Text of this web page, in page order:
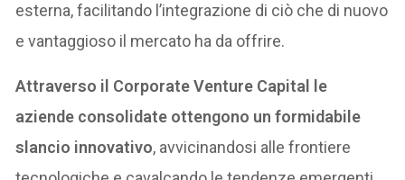
esterna, facilitando l’integrazione di ciò che di nuovo
e vantaggioso il mercato ha da offrire.
Attraverso il Corporate Venture Capital le
aziende consolidate ottengono un formidabile
slancio innovativo, avvicinandosi alle frontiere